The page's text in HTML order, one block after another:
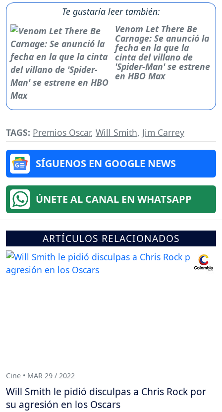
Te gustaría leer también:
Venom Let There Be
Carnage: Se anunció la
fecha en la que la
cinta del villano de
'Spider-Man' se estrene
en HBO Max
TAGS: Premios Oscar, Will Smith, Jim Carrey
SÍGUENOS EN GOOGLE NEWS
ÚNETE AL CANAL EN WHATSAPP
ARTÍCULOS RELACIONADOS
Cine • MAR 29 / 2022
Will Smith le pidió disculpas a Chris Rock por
su agresión en los Oscars